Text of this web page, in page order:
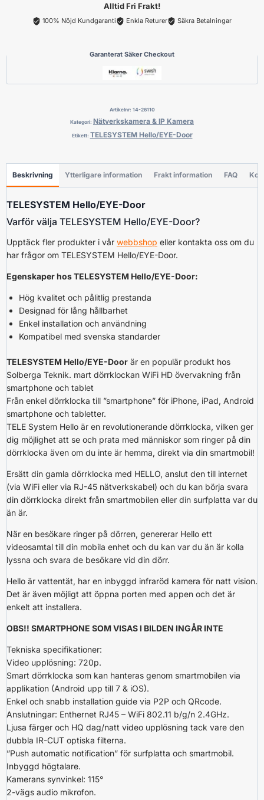
Alltid Fri Frakt!
100% Nöjd Kundgaranti Enkla Returer Säkra Betalningar
Garanterat Säker Checkout
Artikelnr: 14-26110
Kategori: Nätverkskamera & IP Kamera
Etikett: TELESYSTEM Hello/EYE-Door
Beskrivning Ytterligare information Frakt information FAQ
TELESYSTEM Hello/EYE-Door
Varför välja TELESYSTEM Hello/EYE-Door?
Upptäck fler produkter i vår webbshop eller kontakta oss om du
har frågor om TELESYSTEM Hello/EYE-Door.
Egenskaper hos TELESYSTEM Hello/EYE-Door:
Hög kvalitet och pålitlig prestanda
Designad för lång hållbarhet
Enkel installation och användning
Kompatibel med svenska standarder
TELESYSTEM Hello/EYE-Door är en populär produkt hos
Solberga Teknik. mart dörrklockan WiFi HD övervakning från
smartphone och tablet
Från enkel dörrklocka till ”smartphone” för iPhone, iPad, Android
smartphone och tabletter.
TELE System Hello är en revolutionerande dörrklocka, vilken ger
dig möjlighet att se och prata med människor som ringer på din
dörrklocka även om du inte är hemma, direkt via din smartmobil!
Ersätt din gamla dörrklocka med HELLO, anslut den till internet
(via WiFi eller via RJ-45 nätverkskabel) och du kan börja svara
din dörrklocka direkt från smartmobilen eller din surfplatta var du
än är.
När en besökare ringer på dörren, genererar Hello ett
videosamtal till din mobila enhet och du kan var du än är kolla
lyssna och svara de besökare vid din dörr.
Hello är vattentät, har en inbyggd infraröd kamera för natt vision.
Det är även möjligt att öppna porten med appen och det är
enkelt att installera.
OBS!! SMARTPHONE SOM VISAS I BILDEN INGÅR INTE
Tekniska specifikationer:
Video upplösning: 720p.
Smart dörrklocka som kan hanteras genom smartmobilen via
applikation (Android upp till 7 & iOS).
Enkel och snabb installation guide via P2P och QRcode.
Anslutningar: Enthernet RJ45 – WiFi 802.11 b/g/n 2.4GHz.
Ljusa färger och HQ dag/natt video upplösning tack vare den
dubbla IR-CUT optiska filterna.
”Push automatic notification” för surfplatta och smartmobil.
Inbyggd högtalare.
Kamerans synvinkel: 115°
2-vägs audio mikrofon.